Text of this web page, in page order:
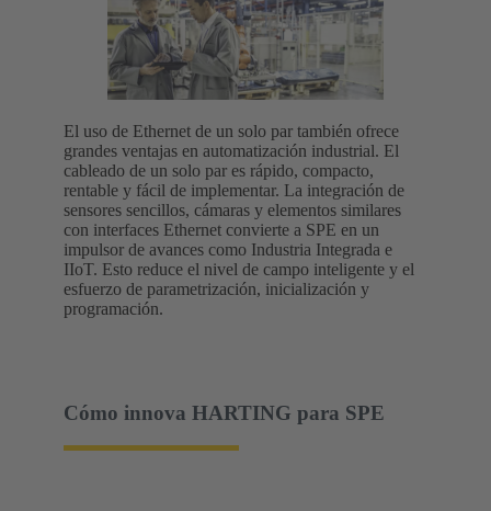
El uso de Ethernet de un solo par también ofrece
grandes ventajas en automatización industrial. El
cableado de un solo par es rápido, compacto,
rentable y fácil de implementar. La integración de
sensores sencillos, cámaras y elementos similares
con interfaces Ethernet convierte a SPE en un
impulsor de avances como Industria Integrada e
IIoT. Esto reduce el nivel de campo inteligente y el
esfuerzo de parametrización, inicialización y
programación.
Cómo innova HARTING para SPE